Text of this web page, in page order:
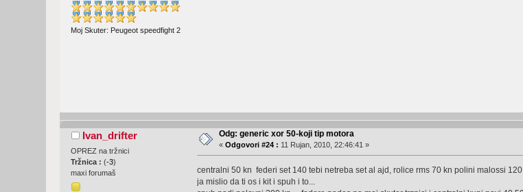
Moj Skuter: Peugeot speedfight 2
Ivan_drifter
OPREZ na tržnici
Tržnica :(-3)
maxi forumaš
Odg: generic xor 50-koji tip motora
«Odgovori #24 : 11 Rujan, 2010, 22:46:41 »
centralni 50 kn federi set 140 tebi netreba set al ajd, rolice rms 70 kn polini malossi
ja mislio da ti os i kit i spuh i to...